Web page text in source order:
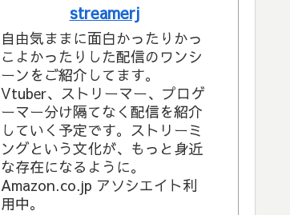
streamerj
自由気ままに面白かったりかっ
こよかったりした配信のワンシ
ーンをご紹介してます。
Vtuber、ストリーマー、プロゲ
ーマー分け隔てなく配信を紹介
していく予定です。ストリーミ
ングという文化が、もっと身近
な存在になるように。
Amazon.co.jp アソシエイト利
用中。